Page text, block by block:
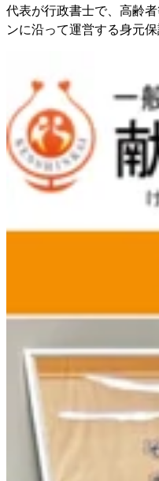
代表が行政書士で、高齢
ンに沿って運営する身元